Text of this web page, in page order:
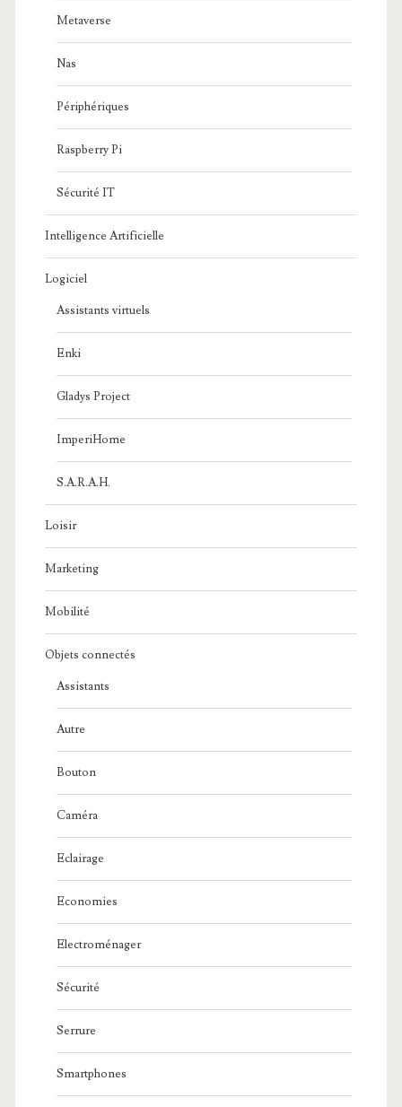
Metaverse
Nas
Périphériques
Raspberry Pi
Sécurité IT
Intelligence Artificielle
Logiciel
Assistants virtuels
Enki
Gladys Project
ImperiHome
S.A.R.A.H.
Loisir
Marketing
Mobilité
Objets connectés
Assistants
Autre
Bouton
Caméra
Eclairage
Economies
Electroménager
Sécurité
Serrure
Smartphones